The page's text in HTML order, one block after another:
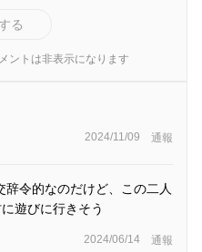
る
ントは非表示になります
2024/11/09 通報
辞令的なのだけど、この二人
遊びに行きそう
2024/06/14 通報